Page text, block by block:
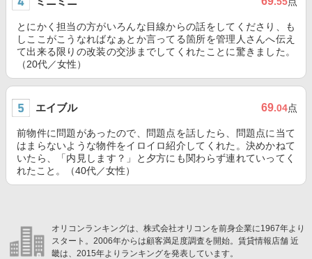
とにかく担当の方がいろんな目線からの話をしてくださり、も
しここがこうなればなぁとか言ってる箇所を管理人さんへ伝え
て出来る限りの改装の交渉までしてくれたことに驚きました。
（20代／女性）
エイブル 69.04点
前物件に問題があったので、問題点を話したら、問題点に当て
はまらないような物件をイロイロ紹介してくれた。決めかねて
いたら、「内見します？」と夕方にも関わらず連れていってく
れたこと。（40代／女性）
オリコンランキングは、株式会社オリコンを前身企業に1967年より
スタート。2006年からは顧客満足度調査を開始。賃貸情報店舗 近
畿は、2015年よりランキングを発表しています。